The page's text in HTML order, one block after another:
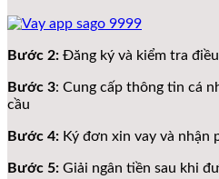
Bước 2: Đăng ký và kiểm tra
Bước 3: Cung cấp thông tin cá
cầu
Bước 4: Ký đơn xin vay và nhận
Bước 5: Giải ngân tiền sau khi